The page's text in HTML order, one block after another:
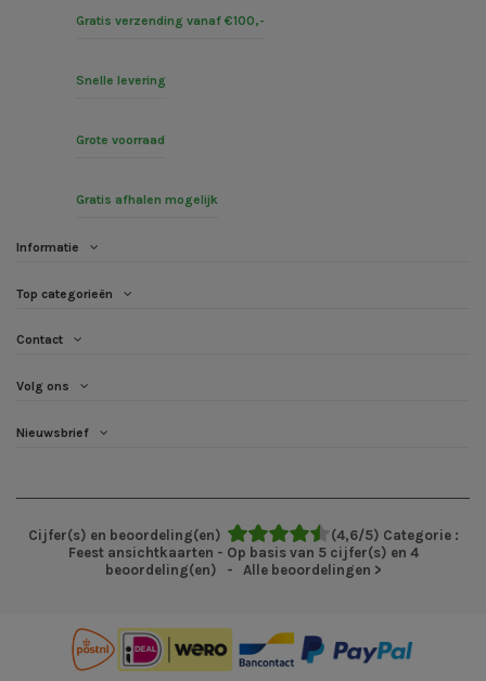
Gratis verzending vanaf €100,-
Snelle levering
Grote voorraad
Gratis afhalen mogelijk
Informatie
Top categorieën
Contact
Volg ons
Nieuwsbrief
Cijfer(s) en beoordeling(en) (4,6/5) Categorie :
Feest ansichtkaarten - Op basis van 5cijfer(s) en 4
beoordeling(en)
- Alle beoordelingen >